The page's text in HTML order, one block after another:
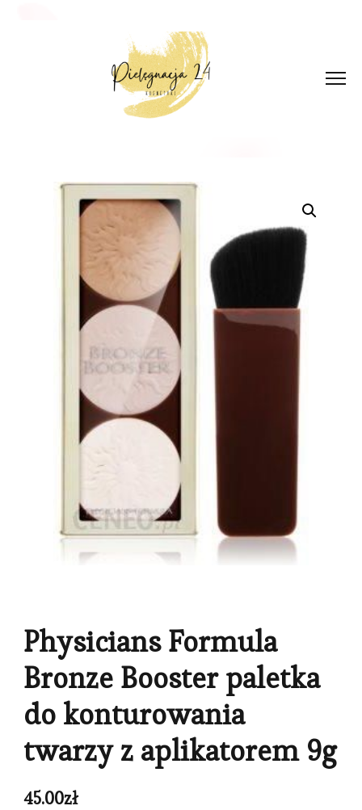
Physicians Formula
Bronze Booster paletka
do konturowania
twarzy z aplikatorem 9g
45.00zł